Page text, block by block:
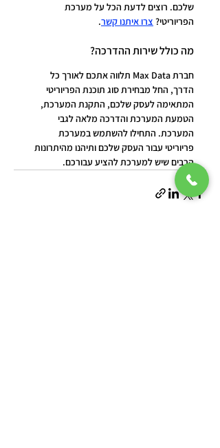
שלכם. רוצים לדעת הכל על מערכת
הפריוריטי? צרו איתנו קשר.
מה כולל שירות ההדרכה?
חברת Max Data תלווה אתכם לאורך כל
הדרך, החל מבחירת סוג תוכנת הפריוריטי
המתאימה לעסק שלכם, התקנת המערכת,
הטמעת המערכת והדרכה מלאה לגבי
המערכת. התחילו להשתמש במערכת
פריוריטי עבור העסק שלכם ותיהנו מהיתרונות
הרבים שיש למערכת להציע עבורכם.